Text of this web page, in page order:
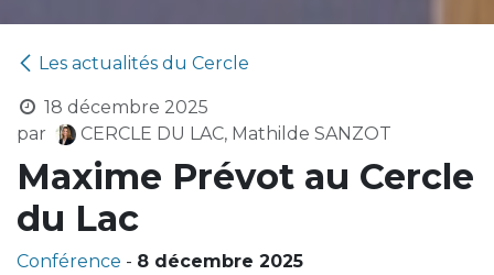
Les actualités du Cercle
18 décembre 2025
par
CERCLE DU LAC, Mathilde SANZOT
Maxime Prévot au Cercle
du Lac
Conférence - 8 décembre 2025